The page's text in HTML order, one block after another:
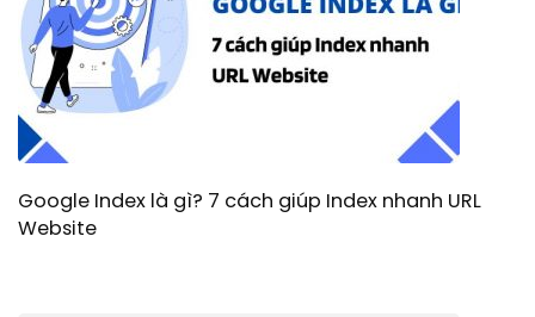
Google Index là gì? 7 cách giúp Index nhanh URL
Website